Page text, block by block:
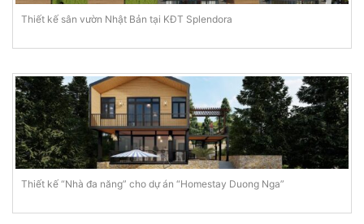
Thiết kế sân vườn Nhật Bản tại KĐT Splendora
Thiết kế “Nhà đa năng” cho dự án “Homestay Duong Nga”